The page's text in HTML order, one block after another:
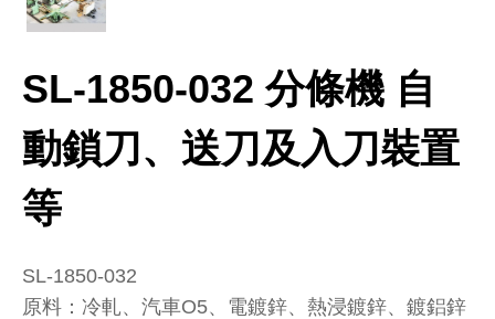
SL-1850-032 分條機 自
動鎖刀、送刀及入刀裝置
等
SL-1850-032
原料：冷軋、汽車O5、電鍍鋅、熱浸鍍鋅、鍍鋁鋅